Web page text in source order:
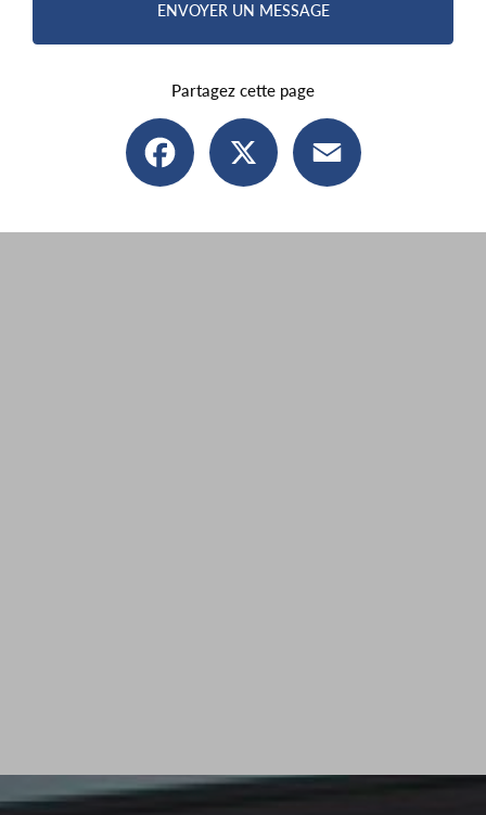
ENVOYER UN MESSAGE
Partagez cette page
Facebook